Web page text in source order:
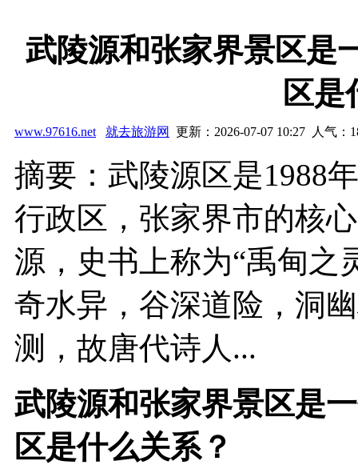
武陵源和张家界景区是
区是
www.97616.net 就去旅游网 更新：2026-07-07 10:27 人气：
摘要：武陵源区是1988
行政区，张家界市的核
源，史书上称为“禹甸之
奇水异，谷深道险，洞
测，故唐代诗人...
武陵源和张家界景区是
区是什么关系？